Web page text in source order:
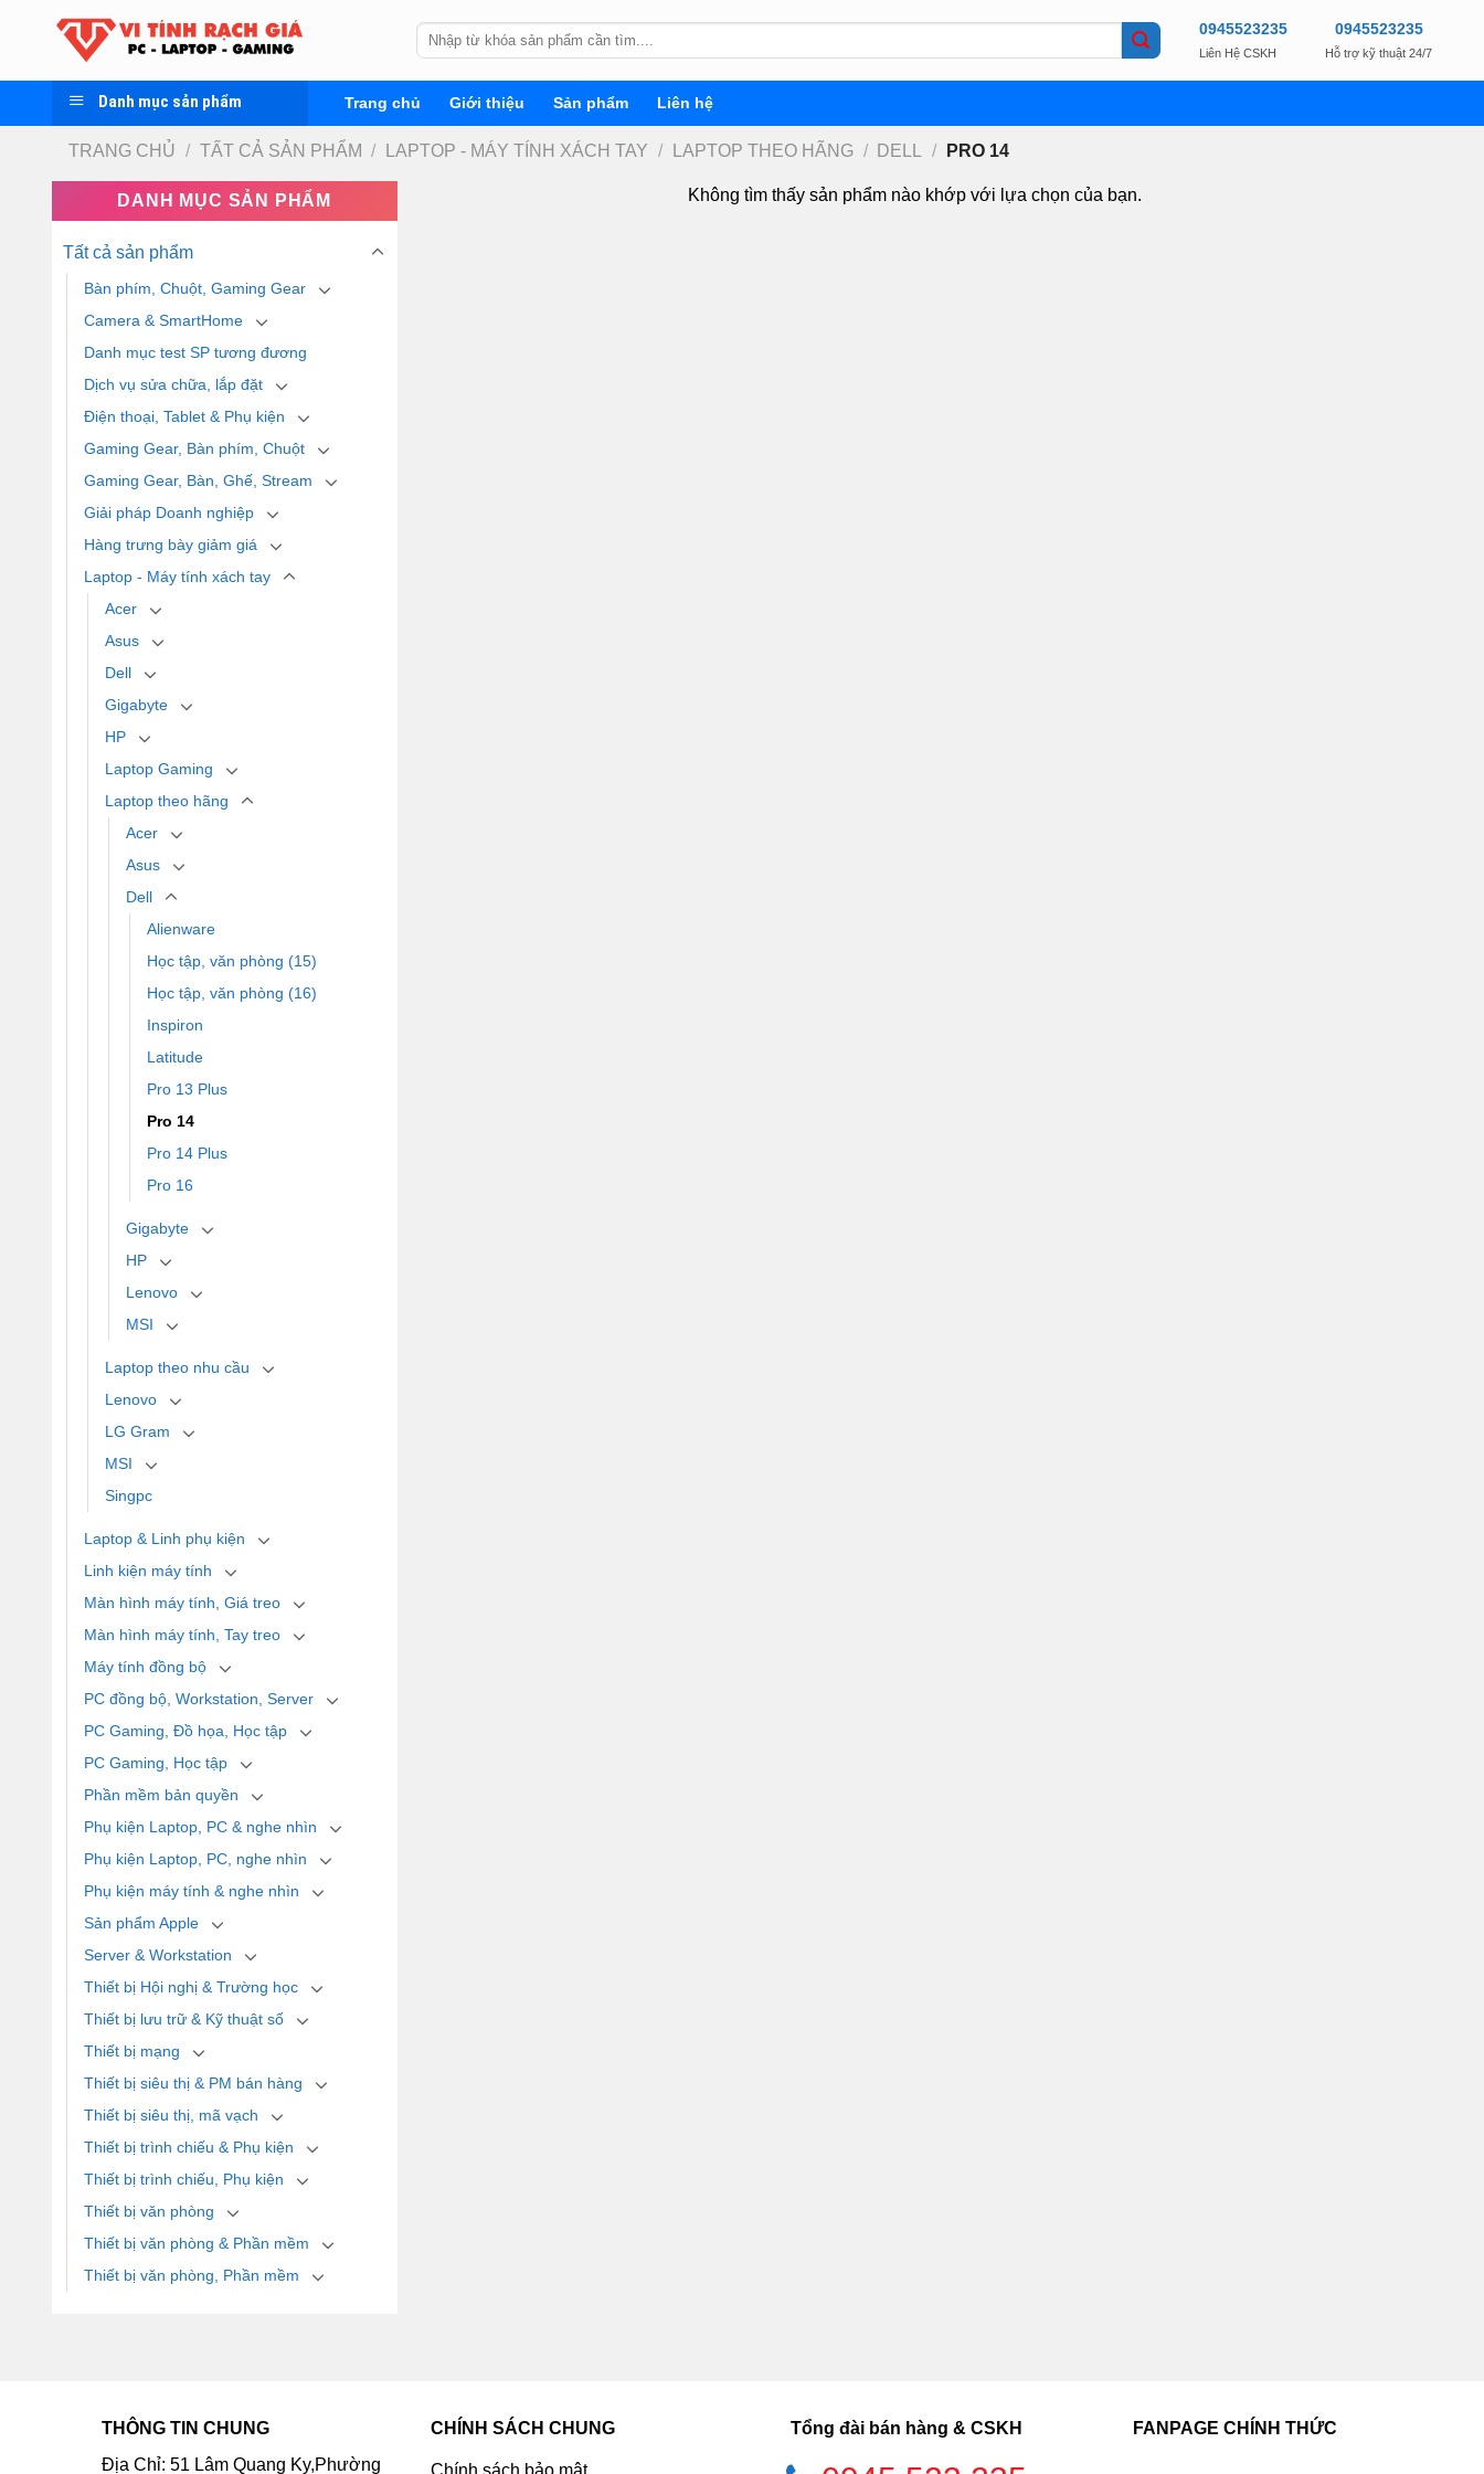
Tìm
kiếm:
0945523235
Liên Hệ CSKH
0945523235
Hỗ trợ kỹ thuật 24/7
Danh mục sản phẩm Trang chủ Giới thiệu Sản phẩm Liên hệ
TRANG CHỦ / TẤT CẢ SẢN PHẨM / LAPTOP - MÁY TÍNH XÁCH TAY / LAPTOP THEO HÃNG / DELL / PRO 14
DANH MỤC SẢN PHẨM
Tất cả sản phẩm
Bàn phím, Chuột, Gaming Gear
Camera & SmartHome
Danh mục test SP tương đương
Dịch vụ sửa chữa, lắp đặt
Điện thoại, Tablet & Phụ kiện
Gaming Gear, Bàn phím, Chuột
Gaming Gear, Bàn, Ghế, Stream
Giải pháp Doanh nghiệp
Hàng trưng bày giảm giá
Laptop - Máy tính xách tay
Acer
Asus
Dell
Gigabyte
HP
Laptop Gaming
Laptop theo hãng
Acer
Asus
Dell
Alienware
Học tập, văn phòng (15)
Học tập, văn phòng (16)
Inspiron
Latitude
Pro 13 Plus
Pro 14
Pro 14 Plus
Pro 16
Gigabyte
HP
Lenovo
MSI
Laptop theo nhu cầu
Lenovo
LG Gram
MSI
Singpc
Laptop & Linh phụ kiện
Linh kiện máy tính
Màn hình máy tính, Giá treo
Màn hình máy tính, Tay treo
Máy tính đồng bộ
PC đồng bộ, Workstation, Server
PC Gaming, Đồ họa, Học tập
PC Gaming, Học tập
Phần mềm bản quyền
Phụ kiện Laptop, PC & nghe nhìn
Phụ kiện Laptop, PC, nghe nhìn
Phụ kiện máy tính & nghe nhìn
Sản phẩm Apple
Server & Workstation
Thiết bị Hội nghị & Trường học
Thiết bị lưu trữ & Kỹ thuật số
Thiết bị mạng
Thiết bị siêu thị & PM bán hàng
Thiết bị siêu thị, mã vạch
Thiết bị trình chiếu & Phụ kiện
Thiết bị trình chiếu, Phụ kiện
Thiết bị văn phòng
Thiết bị văn phòng & Phần mềm
Thiết bị văn phòng, Phần mềm
Không tìm thấy sản phẩm nào khớp với lựa chọn của bạn.
THÔNG TIN CHUNG
Địa Chỉ: 51 Lâm Quang Ky,Phường
CHÍNH SÁCH CHUNG
Chính sách bảo mật
Tổng đài bán hàng & CSKH FANPAGE CHÍNH THỨC